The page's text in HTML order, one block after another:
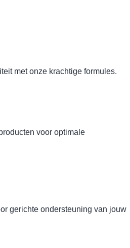
met onze krachtige formules.
voor optimale
gerichte ondersteuning van jouw